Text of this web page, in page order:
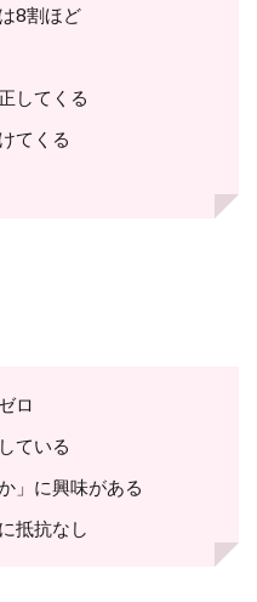
8割ほど
してくる
てくる
ロ
ている
」に興味がある
抵抗なし